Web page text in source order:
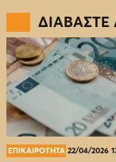
ΕΠΙΚΑΙΡΟΤΗΤΑ 22/04/2026